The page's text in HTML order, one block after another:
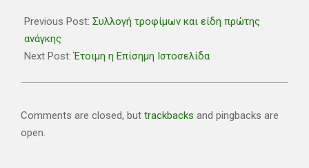
07-
27
Previous Post: Συλλογή τροφίμων και είδη πρώτης
ανάγκης
Next Post:Έτοιμη η Επίσημη Ιστοσελίδα
Comments are closed, but trackbacks and pingbacks are
open.